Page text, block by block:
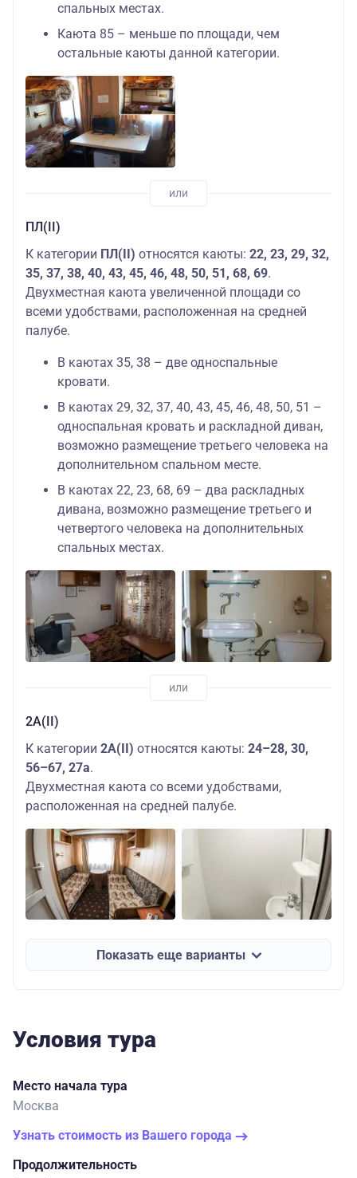
спальных местах.
Каюта 85 – меньше по площади, чем
остальные каюты данной категории.
ПЛ(II)
К категории ПЛ(II) относятся каюты: 22, 23, 29, 32,
35, 37, 38, 40, 43, 45, 46, 48, 50, 51, 68, 69.
Двухместная каюта увеличенной площади со
всеми удобствами, расположенная на средней
палубе.
В каютах 35, 38 – две односпальные
кровати.
В каютах 29, 32, 37, 40, 43, 45, 46, 48, 50, 51 –
односпальная кровать и раскладной диван,
возможно размещение третьего человека на
дополнительном спальном месте.
В каютах 22, 23, 68, 69 – два раскладных
дивана, возможно размещение третьего и
четвертого человека на дополнительных
спальных местах.
2А(II)
К категории 2А(II) относятся каюты: 24–28, 30,
56–67, 27а.
Двухместная каюта со всеми удобствами,
расположенная на средней палубе.
Показать еще варианты
Условия тура
Место начала тура
Москва
Узнать стоимость из Вашего города
Продолжительность